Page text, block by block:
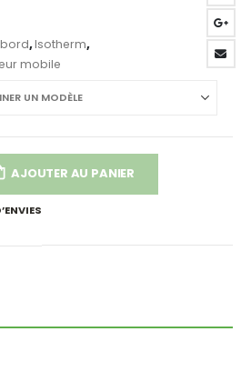
,Isotherm,
mobile
AJOUTER AU PANIER